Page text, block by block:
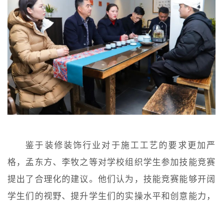
鉴于装修装饰行业对于施工工艺的要求更加严
格，孟东方、李牧之等对学校组织学生参加技能竞赛
提出了合理化的建议。他们认为，技能竞赛能够开阔
学生们的视野、提升学生们的实操水平和创意能力，